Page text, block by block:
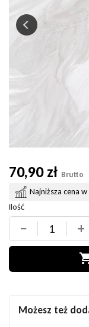
70,90 zł Brutto
Najniższa cena
Ilość
− +
Możesz też